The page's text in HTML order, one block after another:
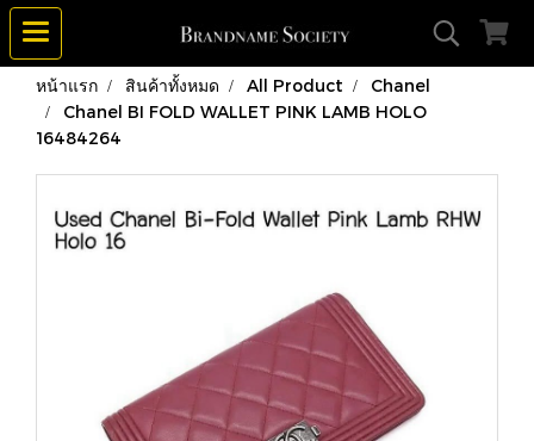
หน้าแรก สินค้าทั้งหมด All Product
Chanel
Chanel BI FOLD WALLET PINK LAMB HOLO
16484264